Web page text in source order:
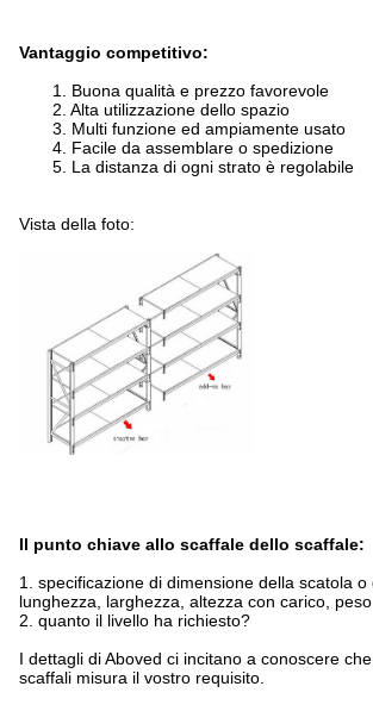
Vantaggio competitivo:
1. Buona qualità e prezzo favorevole
2. Alta utilizzazione dello spazio
3. Multi funzione ed ampiamente usato
4. Facile da assemblare o spedizione
5. La distanza di ogni strato è regolabile
Vista della foto:
Il punto chiave allo scaffale dello scaffale:
1. specificazione di dimensione della scatola o
lunghezza, larghezza, altezza con carico, peso
2. quanto il livello ha richiesto?
I dettagli di Aboved ci incitano a conoscere
scaffali misura il vostro requisito.